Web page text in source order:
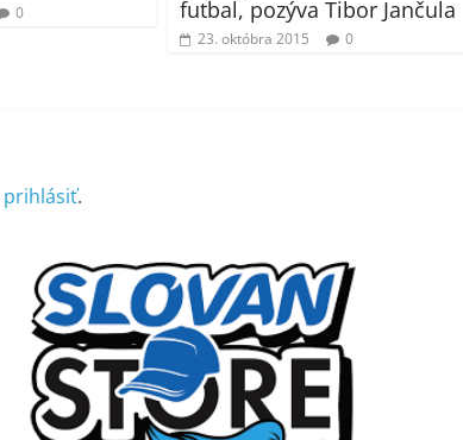
0
futbal, pozýva Tibor Jančula
23. októbra 2015 0
prihlásiť.